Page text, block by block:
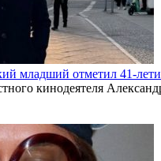
младший отметил 41-
кинодеятеля